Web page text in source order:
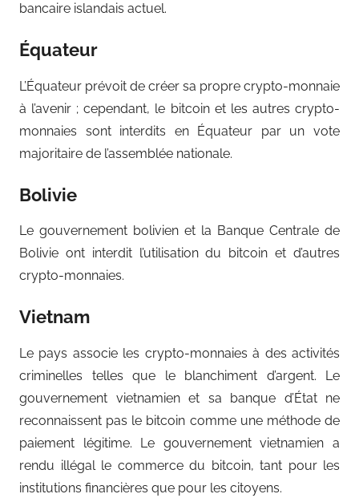
bancaire islandais actuel.
Équateur
L’Équateur prévoit de créer sa propre crypto-monnaie
à l’avenir ; cependant, le bitcoin et les autres crypto-
monnaies sont interdits en Équateur par un vote
majoritaire de l’assemblée nationale.
Bolivie
Le gouvernement bolivien et la Banque Centrale de
Bolivie ont interdit l’utilisation du bitcoin et d’autres
crypto-monnaies.
Vietnam
Le pays associe les crypto-monnaies à des activités
criminelles telles que le blanchiment d’argent. Le
gouvernement vietnamien et sa banque d’État ne
reconnaissent pas le bitcoin comme une méthode de
paiement légitime. Le gouvernement vietnamien a
rendu illégal le commerce du bitcoin, tant pour les
institutions financières que pour les citoyens.